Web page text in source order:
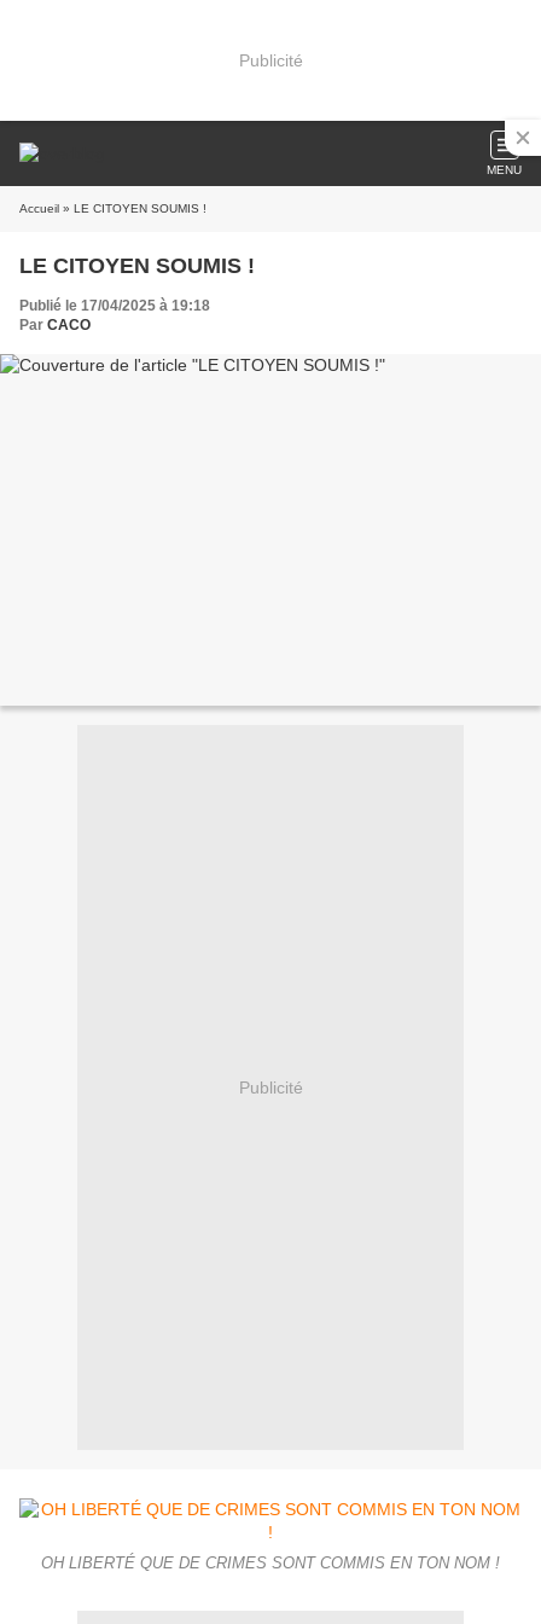
Publicité
MENU
Accueil » LE CITOYEN SOUMIS !
LE CITOYEN SOUMIS !
Publié le 17/04/2025 à 19:18
Par CACO
Publicité
OH LIBERTÉ QUE DE CRIMES SONT COMMIS EN TON NOM !